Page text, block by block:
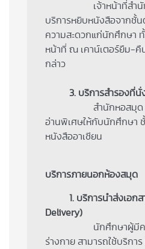
เจ้าหน้าที่สำนักห
บริการหยิบหนังสือจากชั้
ความสะดวกแก่นักศึกษา
หน้าที่ ณ เคาน์เตอร์ยืม-คื
กล่าว
3. บริการสำรองที่นั่ง
สำนักหอสมุด
อ่านพิเศษให้กับนักศึกษา
หนังสืออาเซียน
บริการภายนอกห้องสมุด
1. บริการนำส่งเอก
Delivery)
นักศึกษาผู้มีความ
ร่างกาย สามารถใช้บริกา